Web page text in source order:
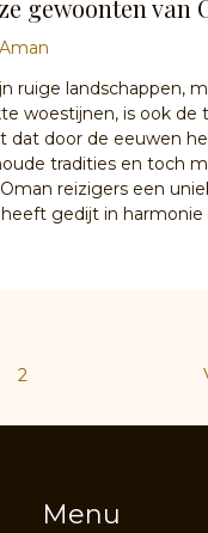
gewoonten van
Aman
ruige landschappen,
woestijnen, is ook de
dat door de eeuwen
tradities en toch
reizigers een
gedijt in
2
Menu